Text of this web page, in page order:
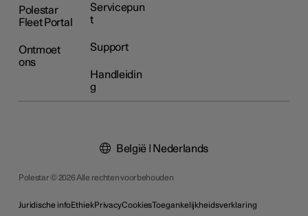
Polestar
Fleet Portal
Ontmoet
ons
Servicepun
t
Support
Handleidin
g
Polestar © 2026 Alle rechten voorbehouden
Juridische infoEthiekPrivacyCookiesToegankelijkheidsverklaring
België | Nederlands